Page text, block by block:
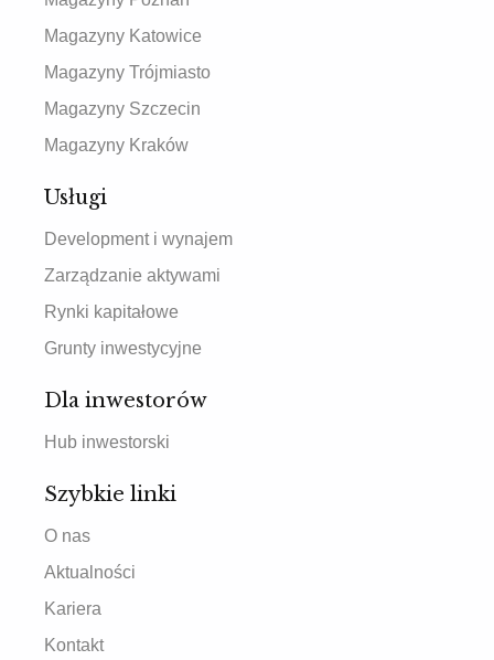
Magazyny Katowice
Magazyny Trójmiasto
Magazyny Szczecin
Magazyny Kraków
Usługi
Development i wynajem
Zarządzanie aktywami
Rynki kapitałowe
Grunty inwestycyjne
Dla inwestorów
Hub inwestorski
Szybkie linki
O nas
Aktualności
Kariera
Kontakt